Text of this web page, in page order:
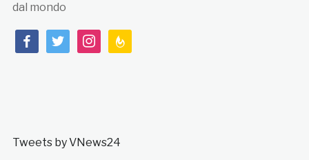
dal mondo
facebooktwitterinstagramfeedburner
Tweets by VNews24